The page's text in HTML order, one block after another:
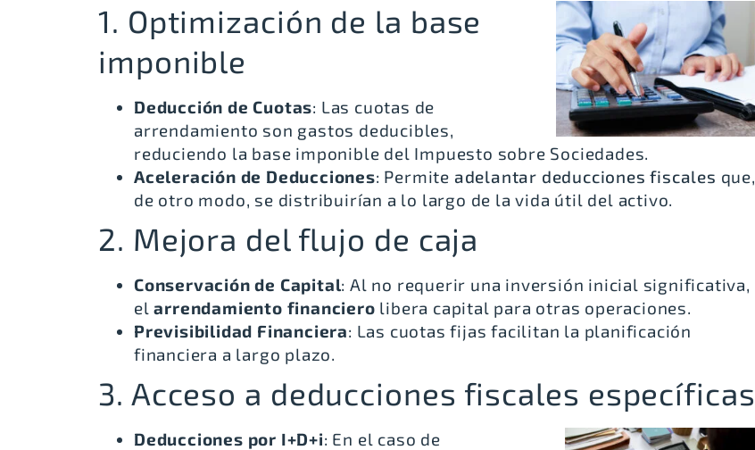
1. Optimización de la base
imponible
Deducción de Cuotas: Las cuotas de
arrendamiento son gastos deducibles,
reduciendo la base imponible del Impuesto sobre Sociedades.
Aceleración de Deducciones: Permite adelantar deducciones fiscales que,
de otro modo, se distribuirían a lo largo de la vida útil del activo.
2. Mejora del flujo de caja
Conservación de Capital: Al no requerir una inversión inicial significativa,
elarrendamiento financiero libera capital para otras operaciones.
Previsibilidad Financiera: Las cuotas fijas facilitan la planificación
financiera a largo plazo.
3. Acceso a deducciones fiscales específicas
Deducciones por I+D+i: En el caso de